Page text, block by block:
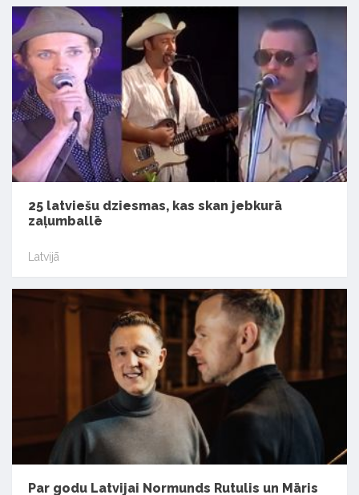
25 latviešu dziesmas, kas skan jebkurā
zaļumballē
Latvijā
Par godu Latvijai Normunds Rutulis un Māris